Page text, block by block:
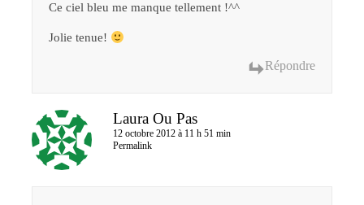
Ce ciel bleu me manque tellement !^^
Jolie tenue!
Répondre
Laura Ou Pas
12 octobre 2012 à 11 h 51 min
Permalink